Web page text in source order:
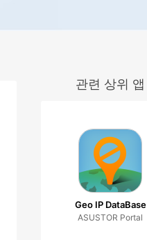
관련 상위 앱
Geo IP DataBase
ASUSTOR Portal